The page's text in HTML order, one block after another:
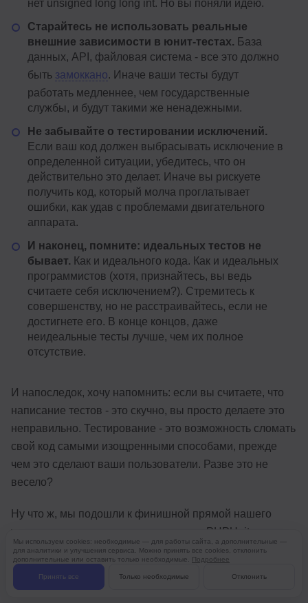
нет unsigned long long int. Но вы поняли идею.
Старайтесь не использовать реальные
внешние зависимости в юнит-тестах. База
данных, API, файловая система - все это должно
быть замоккано. Иначе ваши тесты будут
работать медленнее, чем государственные
службы, и будут такими же ненадежными.
Не забывайте о тестировании исключений.
Если ваш код должен выбрасывать исключение в
определенной ситуации, убедитесь, что он
действительно это делает. Иначе вы рискуете
получить код, который молча проглатывает
ошибки, как удав с проблемами двигательного
аппарата.
И наконец, помните: идеальных тестов не
бывает. Как и идеального кода. Как и идеальных
программистов (хотя, признайтесь, вы ведь
считаете себя исключением?). Стремитесь к
совершенству, но не расстраивайтесь, если не
достигнете его. В конце концов, даже
неидеальные тесты лучше, чем их полное
отсутствие.
И напоследок, хочу напомнить: если вы считаете, что
написание тестов - это скучно, вы просто делаете это
неправильно. Тестирование - это возможность сломать
свой код самыми изощренными способами, прежде
чем это сделают ваши пользователи. Разве это не
весело?
Ну что ж, мы подошли к финишной прямой нашего
увлекательного путешествия по миру PHPUnit.
Давайте подведем итоги и оставим вас с пищей для
размышлений (и, возможно, с легким головокружением
от обилия информации).
Мы используем cookies: необходимые — для работы сайта, а дополнительные —
для аналитики и улучшения сервиса. Можно принять все cookies, отклонить
дополнительные или оставить только необходимые. Подробнее
Принять все Только необходимые Отклонить